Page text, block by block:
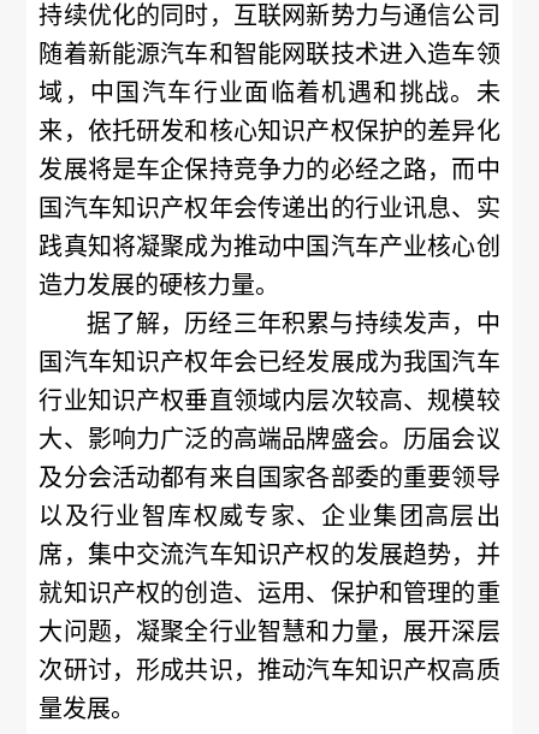
持续优化的同时，互联网新势力与通信公司
随着新能源汽车和智能网联技术进入造车领
域，中国汽车行业面临着机遇和挑战。未
来，依托研发和核心知识产权保护的差异化
发展将是车企保持竞争力的必经之路，而中
国汽车知识产权年会传递出的行业讯息、实
践真知将凝聚成为推动中国汽车产业核心创
造力发展的硬核力量。
据了解，历经三年积累与持续发声，中
国汽车知识产权年会已经发展成为我国汽车
行业知识产权垂直领域内层次较高、规模较
大、影响力广泛的高端品牌盛会。历届会议
及分会活动都有来自国家各部委的重要领导
以及行业智库权威专家、企业集团高层出
席，集中交流汽车知识产权的发展趋势，并
就知识产权的创造、运用、保护和管理的重
大问题，凝聚全行业智慧和力量，展开深层
次研讨，形成共识，推动汽车知识产权高质
量发展。